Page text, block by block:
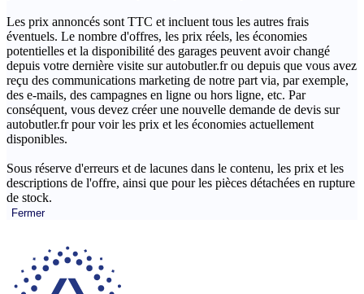
Les prix annoncés sont TTC et incluent tous les autres frais
éventuels. Le nombre d'offres, les prix réels, les économies
potentielles et la disponibilité des garages peuvent avoir changé
depuis votre dernière visite sur autobutler.fr ou depuis que vous avez
reçu des communications marketing de notre part via, par exemple,
des e-mails, des campagnes en ligne ou hors ligne, etc. Par
conséquent, vous devez créer une nouvelle demande de devis sur
autobutler.fr pour voir les prix et les économies actuellement
disponibles.
Sous réserve d'erreurs et de lacunes dans le contenu, les prix et les
descriptions de l'offre, ainsi que pour les pièces détachées en rupture
de stock.
Fermer